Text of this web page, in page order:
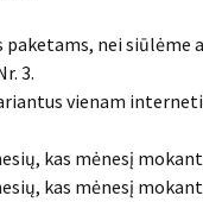
nei siūlėme
3.
vienam
kas mėnesį mokant
kas mėnesį mokant